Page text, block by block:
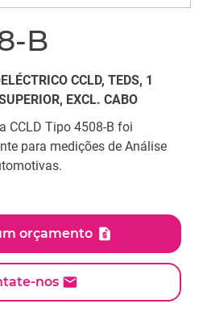
B
CCLD, TEDS, 1
EXCL. CABO
CCLD Tipo 4508-B foi
para medições de Análise
orçamento
nos